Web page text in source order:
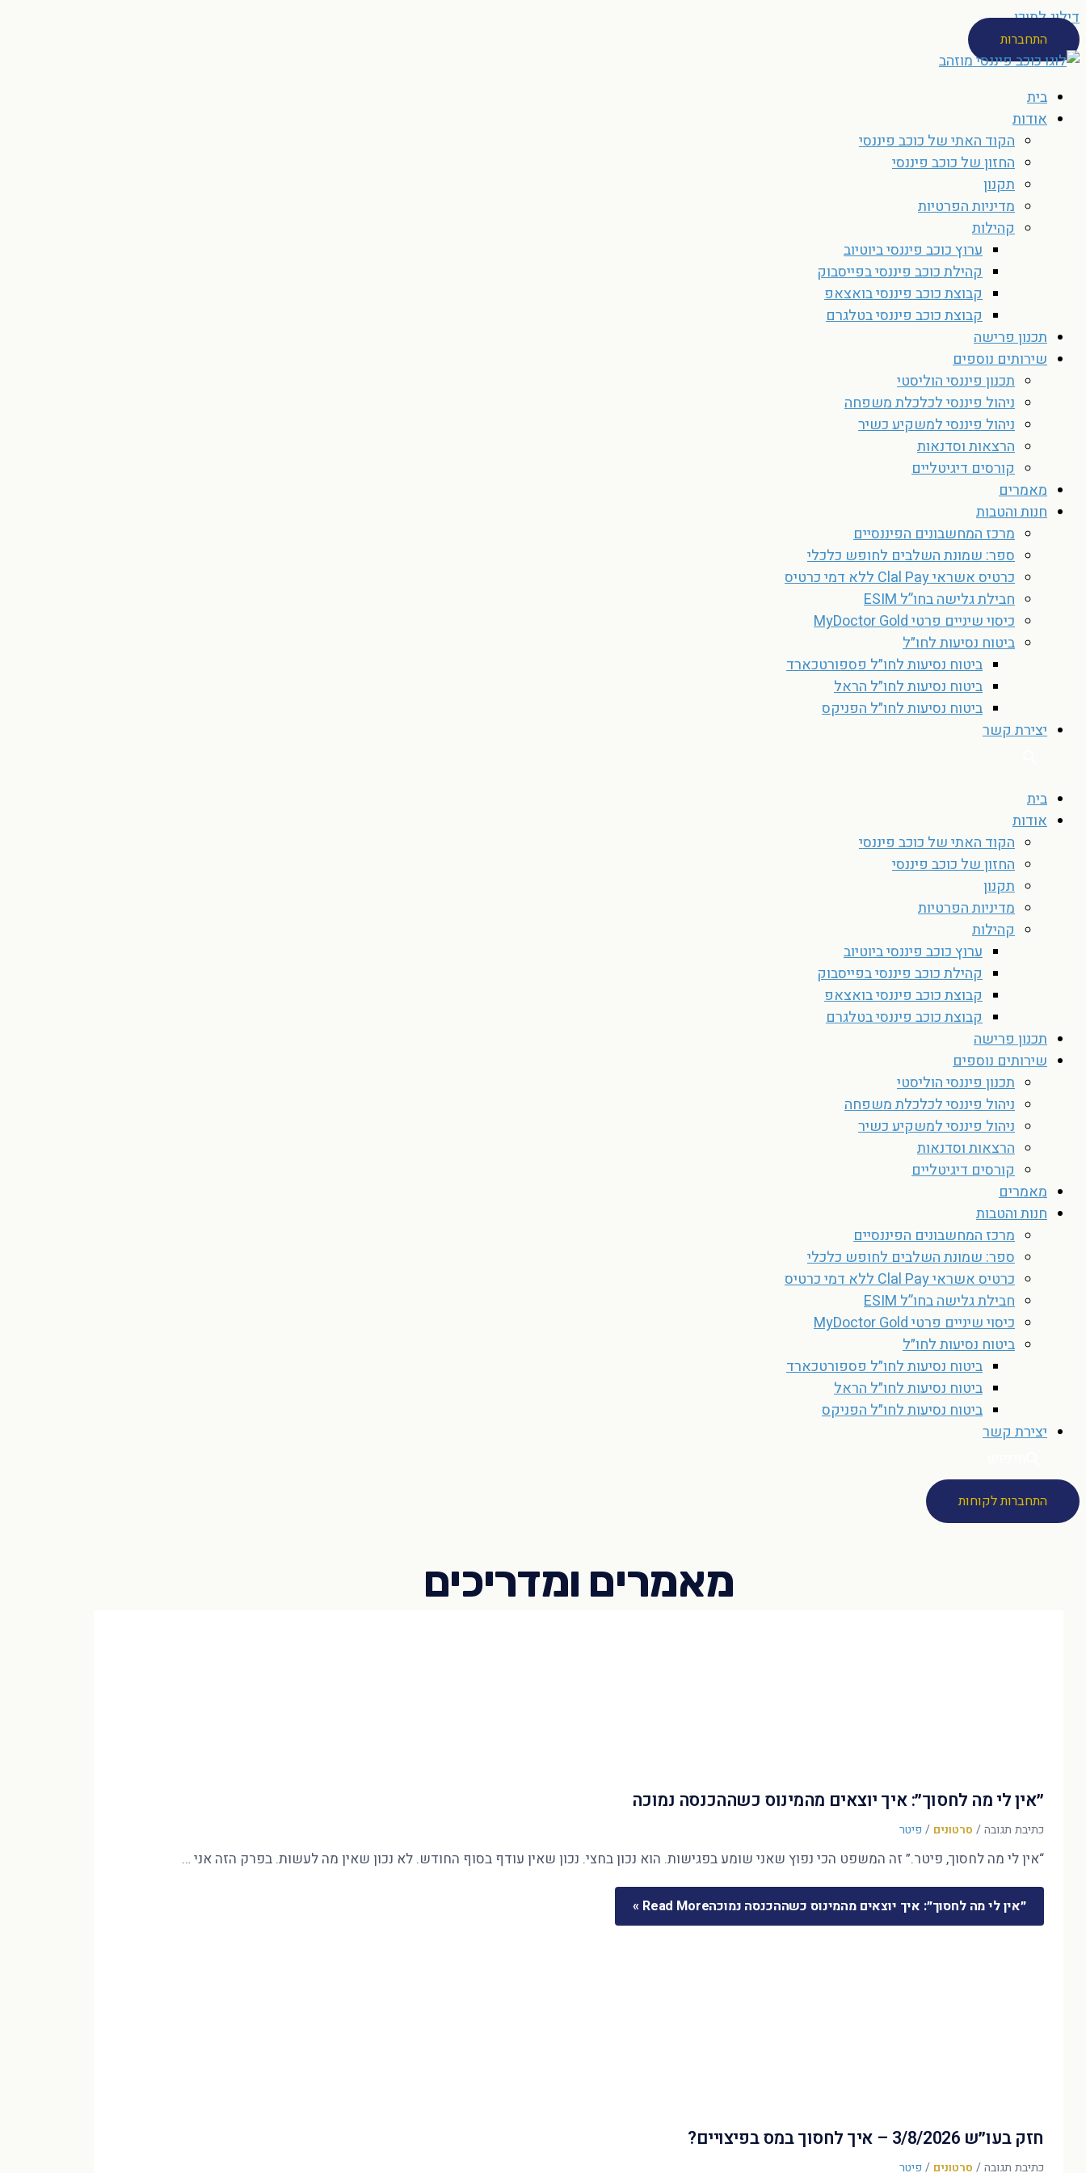
דילוג לתוכן
התחברות
בית
אודות
הקוד האתי של כוכב פיננסי
החזון של כוכב פיננסי
תקנון
מדיניות הפרטיות
קהילות
ערוץ כוכב פיננסי ביוטיוב
קהילת כוכב פיננסי בפייסבוק
קבוצת כוכב פיננסי בואצאפ
קבוצת כוכב פיננסי בטלגרם
תכנון פרישה
שירותים נוספים
תכנון פיננסי הוליסטי
ניהול פיננסי לכלכלת משפחה
ניהול פיננסי למשקיע כשיר
הרצאות וסדנאות
קורסים דיגיטליים
מאמרים
חנות והטבות
מרכז המחשבונים הפיננסיים
ספר: שמונת השלבים לחופש כלכלי
כרטיס אשראי Clal Pay ללא דמי כרטיס
חבילת גלישה בחו”ל ESIM
כיסוי שיניים פרטי MyDoctor Gold
ביטוח נסיעות לחו״ל
ביטוח נסיעות לחו״ל פספורטכארד
ביטוח נסיעות לחו״ל הראל
ביטוח נסיעות לחו״ל הפניקס
יצירת קשר
בית
אודות
הקוד האתי של כוכב פיננסי
החזון של כוכב פיננסי
תקנון
מדיניות הפרטיות
קהילות
ערוץ כוכב פיננסי ביוטיוב
קהילת כוכב פיננסי בפייסבוק
קבוצת כוכב פיננסי בואצאפ
קבוצת כוכב פיננסי בטלגרם
תכנון פרישה
שירותים נוספים
תכנון פיננסי הוליסטי
ניהול פיננסי לכלכלת משפחה
ניהול פיננסי למשקיע כשיר
הרצאות וסדנאות
קורסים דיגיטליים
מאמרים
חנות והטבות
מרכז המחשבונים הפיננסיים
ספר: שמונת השלבים לחופש כלכלי
כרטיס אשראי Clal Pay ללא דמי כרטיס
חבילת גלישה בחו”ל ESIM
כיסוי שיניים פרטי MyDoctor Gold
ביטוח נסיעות לחו״ל
ביטוח נסיעות לחו״ל פספורטכארד
ביטוח נסיעות לחו״ל הראל
ביטוח נסיעות לחו״ל הפניקס
יצירת קשר
התחברות לקוחות
״אין לי מה לחסוך״: איך יוצאים מהמינוס כשההכנסה נמוכה
כתיבת תגובה/ סרטונים / פיטר
“אין לי מה לחסוך, פיטר.” זה המשפט הכי נפוץ שאני שומע בפגישות. הוא נכון בחצי. נכון שאין עודף בסוף החודש. לא נכון שאין מה לעשות. בפרק הזה אני …
״אין לי מה לחסוך״: איך יוצאים מהמינוס כשההכנסה נמוכהRead More »
חזק בעו״ש 3/8/2026 – איך לחסוך במס בפיצויים?
כתיבת תגובה/ סרטונים / פיטר